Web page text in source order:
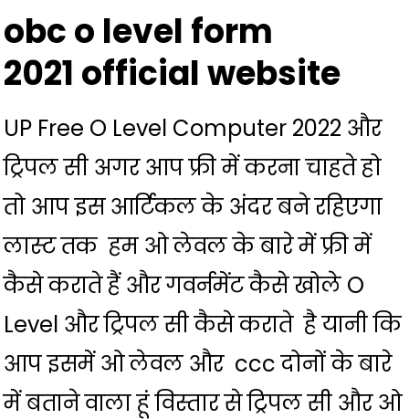
obc o level form
2021 official website
UP Free O Level Computer 2022 और
ट्रिपल सी अगर आप फ्री में करना चाहते हो
तो आप इस आर्टिकल के अंदर बने रहिएगा
लास्ट तक हम ओ लेवल के बारे में फ्री में
कैसे कराते हैं और गवर्नमेंट कैसे खोले O
Level और ट्रिपल सी कैसे कराते है यानी कि
आप इसमें ओ लेवल और ccc दोनों के बारे
में बताने वाला हूं विस्तार से ट्रिपल सी और ओ